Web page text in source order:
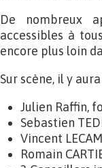
De nombreux
accessibles à
encore plus loin
Sur scène, il y aura
Julien Raffin,
Sebastien
Vincent
Romain